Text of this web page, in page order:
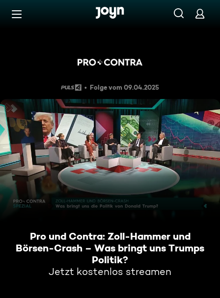
Zum Inhalt springen
Folge vom 09.04.2025
Pro und Contra: Zoll-Hammer und
Börsen-Crash – Was bringt uns Trumps
Politik?
Jetzt kostenlos streamen